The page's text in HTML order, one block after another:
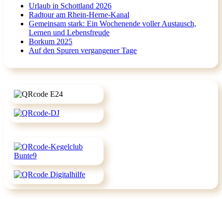
Urlaub in Schottland 2026
Radtour am Rhein-Herne-Kanal
Gemeinsam stark: Ein Wochenende voller Austausch,
Lernen und Lebensfreude
Borkum 2025
Auf den Spuren vergangener Tage